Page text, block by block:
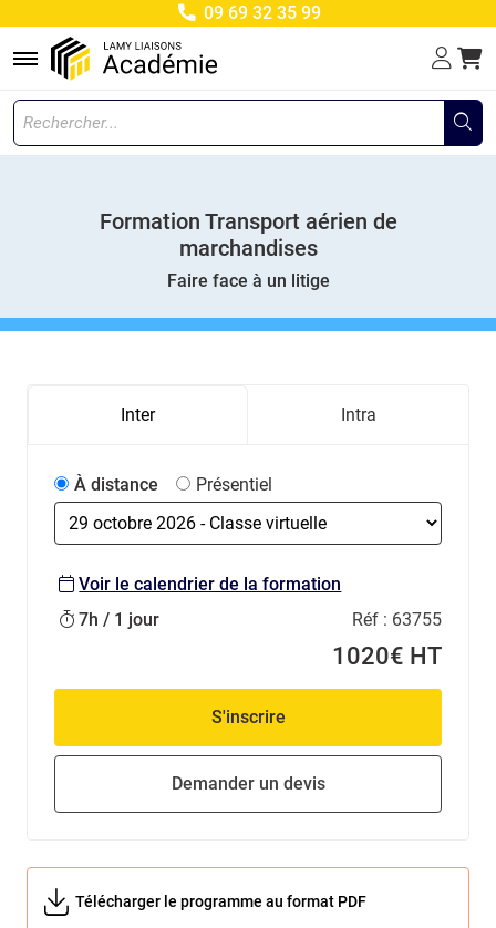
09 69 32 35 99
Menu
Formation Transport aérien de
marchandises
Faire face à un litige
Inter Intra
À distance Présentiel
Voir le calendrier de la formation
7h / 1 jour
Réf : 63755
1020€ HT
S'inscrire
Demander un devis
Télécharger le programme au format PDF